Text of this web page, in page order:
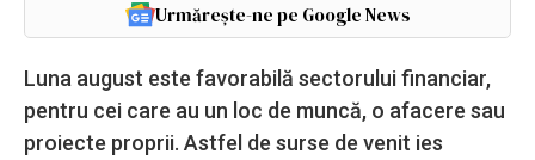
Urmărește-ne pe Google News
Luna august este favorabilă sectorului financiar,
pentru cei care au un loc de muncă, o afacere sau
proiecte proprii. Astfel de surse de venit ies